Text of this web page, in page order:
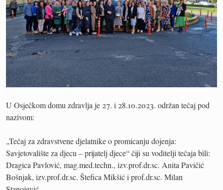
U Osječkom domu zdravlja je 27. i 28.10.2023. održan tečaj pod
nazivom:
„Tečaj za zdravstvene djelatnike o promicanju dojenja:
Savjetovalište za djecu – prijatelj djece“ čiji su voditelji tečaja bili:
Dragica Pavlović, mag.med.techn., izv.prof.dr.sc. Anita Pavičić
Bošnjak, izv.prof.dr.sc. Štefica Mikšić i prof.dr.sc. Milan